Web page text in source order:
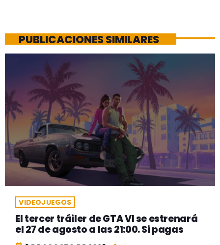
PUBLICACIONES SIMILARES
VIDEOJUEGOS
El tercer tráiler de GTA VI se estrenará
el 27 de agosto a las 21:00. Si pagas